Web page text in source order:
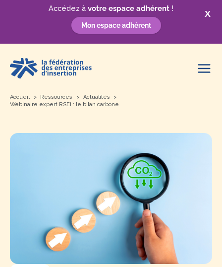
X
Accédez à votre espace adhérent !
Mon espace adhérent
contenu
Accueil Ressources
Actualités
Webinaire expert RSEi : le bilan carbone